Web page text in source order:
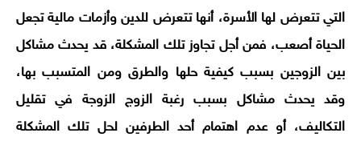
التي تتعرض لها الأسرة، أنها تتعرض للدين وأزمات مالية تجعل
الحياة أصعب، فمن أجل تجاوز تلك المشكلة، قد يحدث مشاكل
بين الزوجين بسبب كيفية حلها والطرق ومن المتسبب بها،
وقد يحدث مشاكل بسبب رغبة الزوج الزوجة في تقليل
التكاليف، أو عدم اهتمام أحد الطرفين لحل تلك المشكلة